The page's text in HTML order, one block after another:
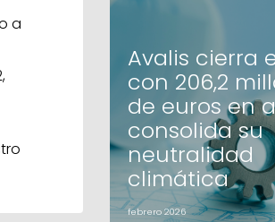
a
medianas empresas
acceder a recursos en
condiciones
apoyo de la garan
Avalis cierra
con 206,2
de euros en
consolida su
neutralidad
climática
febrero 2026